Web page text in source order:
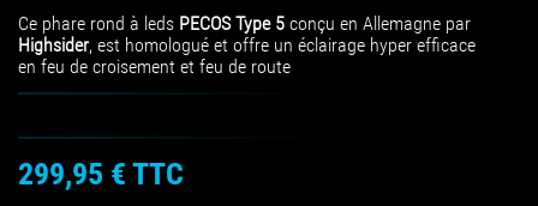
Ce phare rond à leds PECOS Type 5 conçu en Allemagne par
Highsider, est homologué et offre un éclairage hyper efficace
en feu de croisement et feu de route
299,95 € TTC